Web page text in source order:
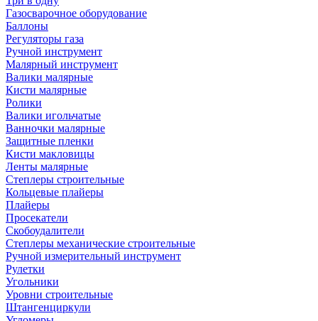
Газосварочное оборудование
Баллоны
Регуляторы газа
Ручной инструмент
Малярный инструмент
Валики малярные
Кисти малярные
Ролики
Валики игольчатые
Ванночки малярные
Защитные пленки
Кисти макловицы
Ленты малярные
Степлеры строительные
Кольцевые плайеры
Плайеры
Просекатели
Скобоудалители
Степлеры механические строительные
Ручной измерительный инструмент
Рулетки
Угольники
Уровни строительные
Штангенциркули